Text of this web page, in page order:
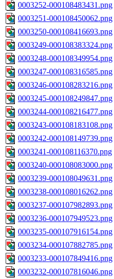
0003252-000108483431.png
0003251-000108450062.png
0003250-000108416693.png
0003249-000108383324.png
0003248-000108349954.png
0003247-000108316585.png
0003246-000108283216.png
0003245-000108249847.png
0003244-000108216477.png
0003243-000108183108.png
0003242-000108149739.png
0003241-000108116370.png
0003240-000108083000.png
0003239-000108049631.png
0003238-000108016262.png
0003237-000107982893.png
0003236-000107949523.png
0003235-000107916154.png
0003234-000107882785.png
0003233-000107849416.png
0003232-000107816046.png